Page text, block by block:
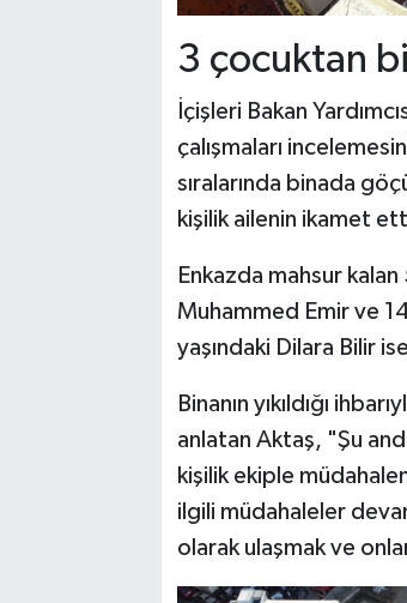
3 çocuktan
İçişleri Bakan
çalışmaları
sıralarında binada
kişilik ailenin ikamet
Enkazda mahsur
Muhammed Emir ve
yaşındaki Dilara Bilir
Binanın yıkıldığı
anlatan Aktaş, "Şu
kişilik ekiple
ilgili müdahaleler
olarak ulaşmak ve